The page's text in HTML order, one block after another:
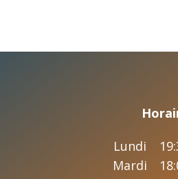
Lundi
Mardi